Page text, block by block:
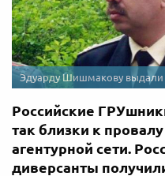
Эдуарду Шишмакову выдали
Российские
так близки к
агентурной сети.
диверсанты